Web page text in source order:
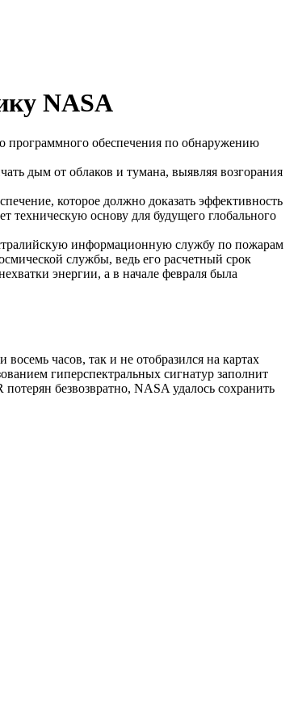
NASA
программного обеспечения по обнаружению
дым от облаков и тумана, выявляя возгорания
которое должно доказать эффективность
техническую основу для будущего глобального
информационную службу по пожарам
службы, ведь его расчетный срок
энергии, а в начале февраля была
часов, так и не отобразился на картах
гиперспектральных сигнатур заполнит
безвозвратно, NASA удалось сохранить